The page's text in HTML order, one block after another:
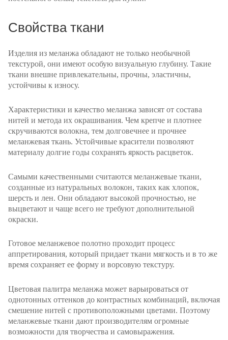
Свойства ткани
Изделия из меланжа обладают не только необычной
текстурой, они имеют особую визуальную глубину. Такие
ткани внешне привлекательны, прочны, эластичны,
устойчивы к износу.
Характеристики и качество меланжа зависят от состава
нитей и метода их окрашивания. Чем крепче и плотнее
скручиваются волокна, тем долговечнее и прочнее
меланжевая ткань. Устойчивые красители позволяют
материалу долгие годы сохранять яркость расцветок.
Самыми качественными считаются меланжевые ткани,
созданные из натуральных волокон, таких как хлопок,
шерсть и лен. Они обладают высокой прочностью, не
выцветают и чаще всего не требуют дополнительной
окраски.
Готовое меланжевое полотно проходит процесс
аппретирования, который придает ткани мягкость и в то же
время сохраняет ее форму и ворсовую текстуру.
Цветовая палитра меланжа может варьироваться от
однотонных оттенков до контрастных комбинаций, включая
смешение нитей с противоположными цветами. Поэтому
меланжевые ткани дают производителям огромные
возможности для творчества и самовыражения.